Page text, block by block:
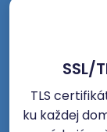
SSL/
TLS
ku každej